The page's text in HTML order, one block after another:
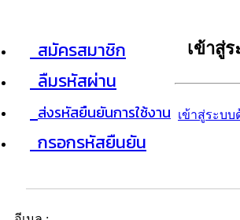
สมัครสมาชิก
ลืมรหัสผ่าน
ส่งรหัสยืนยันการใช้งาน
กรอกรหัสยืนยัน
เข้าสู่
เข้าสู่ระบบ